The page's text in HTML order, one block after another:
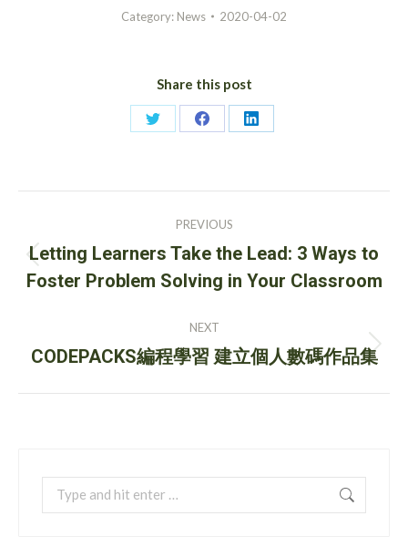
Category: News 2020-04-02
Share this post
Share
Share
Share
navigation
PREVIOUS
Previous
post:
Letting Learners Take the Lead: 3 Ways to
Foster Problem Solving in Your Classroom
NEXT
Next
CODEPACKS編程學習 建立個人數碼作品集
Search: